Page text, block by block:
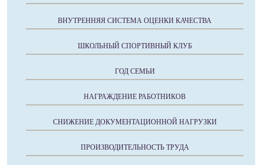
ВНУТРЕННЯЯ СИСТЕМА ОЦЕНКИ КАЧЕСТВА
ШКОЛЬНЫЙ СПОРТИВНЫЙ КЛУБ
ГОД СЕМЬИ
НАГРАЖДЕНИЕ РАБОТНИКОВ
СНИЖЕНИЕ ДОКУМЕНТАЦИОННОЙ НАГРУЗКИ
ПРОИЗВОДИТЕЛЬНОСТЬ ТРУДА